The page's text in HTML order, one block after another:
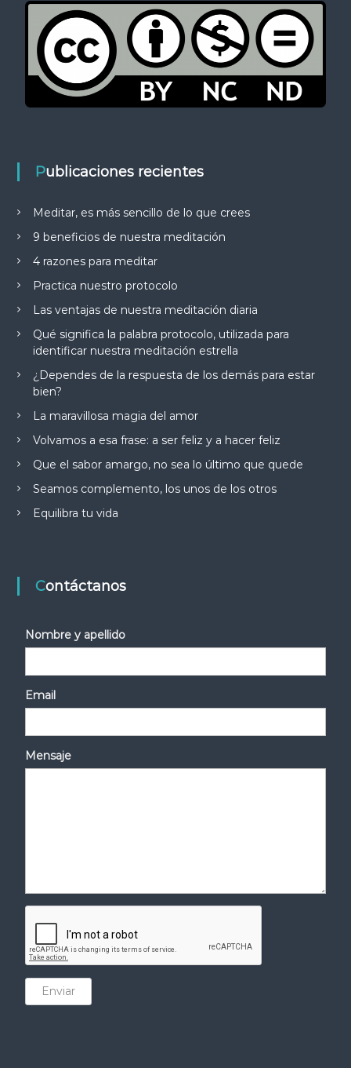
Publicaciones recientes
Meditar, es más sencillo de lo que crees
9 beneficios de nuestra meditación
4 razones para meditar
Practica nuestro protocolo
Las ventajas de nuestra meditación diaria
Qué significa la palabra protocolo, utilizada para
identificar nuestra meditación estrella
¿Dependes de la respuesta de los demás para estar
bien?
La maravillosa magia del amor
Volvamos a esa frase: a ser feliz y a hacer feliz
Que el sabor amargo, no sea lo último que quede
Seamos complemento, los unos de los otros
Equilibra tu vida
Contáctanos
Nombre y apellido
Email
Mensaje
Enviar